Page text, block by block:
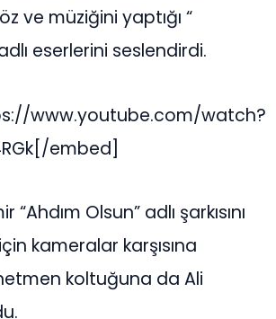
ve müziğini yaptığı “
eserlerini seslendirdi.
www.youtube.com/watch?
embed]
Olsun” adlı şarkısını
kameralar karşısına
koltuğuna da Ali